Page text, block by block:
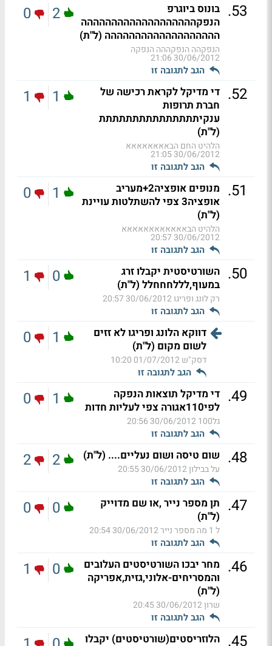
53
. בונוס ביוגרפ
הנפקההההההההההההההההההה
ההההההההההההההההההה (ל"ת)
הנפקהה הנפקההה הנפקה
30/06/2012 21:06
הגב לתגובה זו
2
0
52
. די מדיקל לקראת רכישה של
חברת תרופות
ענקיתתתתתתתתתתתתתתת
(ל"ת)
הלהיט החם הבאאאאאאאא
30/06/2012 21:05
הגב לתגובה זו
1
1
51
.
מנופים אופציה2+מעריב
אופציה3 צפי להשתלטות עויינת
(ל"ת)
הלהיט הבאאאאאאאאאאאא
30/06/2012 20:57
הגב לתגובה זו
1
0
50
. השורטיסטית יקבלו זרג
במעוף,לללחחחלל (ל"ת)
רק לונג ופריגו30/06/2012 20:57
הגב לתגובה זו
0
1
דווקא הלונג ופריגו לא זזים
לשום מקום (ל"ת)
דסק"ש01/07/2012 10:20
הגב לתגובה זו
1
0
49
. די מדיקל תוצאות הנפקה
לפי110אגורה צפי לעליות חדות
גל100 30/06/2012 20:56
הגב לתגובה זו
1
0
48
. שום טיסה ושום נעליים.... (ל"ת)
על בבילון30/06/2012 20:55
הגב לתגובה זו
2
2
47
. תן מספר נייר ,או שם מדוייק
(ל"ת)
ל 1 מה מספר נייר 30/06/2012 20:54
הגב לתגובה זו
0
0
46
. מחר יבכו השורטיסטים העלובים
והמסריחים-אלוני,גזית,אפריקה
(ל"ת)
שרון30/06/2012 20:45
הגב לתגובה זו
0
1
45
. הלוזריסטים(שורטיסטים) יקבלו